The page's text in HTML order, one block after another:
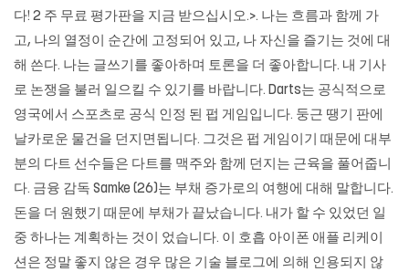
다! 2 주 무료 평가판을 지금 받으십시오.>. 나는 흐름과 함께 가
고, 나의 열정이 순간에 고정되어 있고, 나 자신을 즐기는 것에 대
해 쓴다. 나는 글쓰기를 좋아하며 토론을 더 좋아합니다. 내 기사
로 논쟁을 불러 일으킬 수 있기를 바랍니다. Darts는 공식적으로
영국에서 스포츠로 공식 인정 된 펍 게임입니다. 둥근 땡기 판에
날카로운 물건을 던지면됩니다. 그것은 펍 게임이기 때문에 대부
분의 다트 선수들은 다트를 맥주와 함께 던지는 근육을 풀어줍니
다. 금융 감독 Samke (26)는 부채 증가로의 여행에 대해 말합니다.
돈을 더 원했기 때문에 부채가 끝났습니다. 내가 할 수 있었던 일
중 하나는 계획하는 것이 었습니다. 이 호흡 아이폰 애플 리케이
션은 정말 좋지 않은 경우 많은 기술 블로그에 의해 인용되지 않